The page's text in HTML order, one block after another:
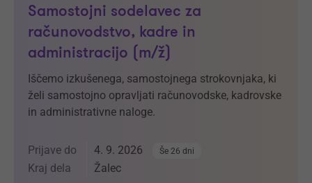
Samostojni sodelavec za
računovodstvo, kadre in
administracijo (m/ž)
Iščemo izkušenega, samostojnega strokovnjaka, ki
želi samostojno opravljati računovodske, kadrovske
in administrativne naloge.
Prijave do 4. 9. 2026 Še 26 dni
Kraj dela Žalec